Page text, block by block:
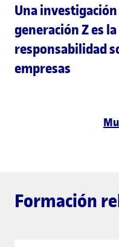
Una
generación Z es
responsabilidad
empresas
Formación